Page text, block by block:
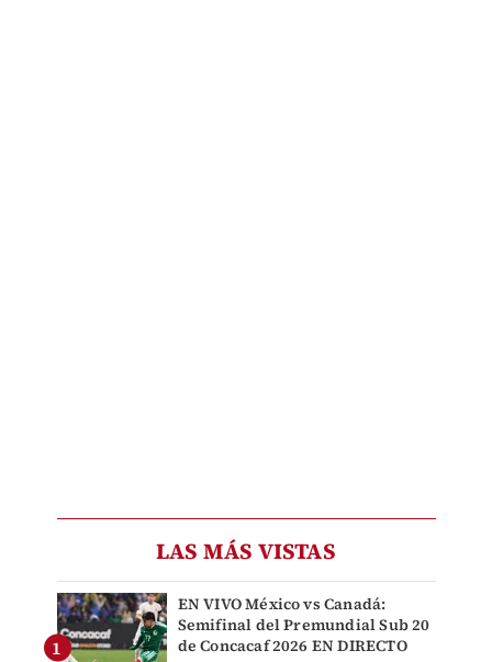
LAS MÁS VISTAS
EN VIVO México vs Canadá:
Semifinal del Premundial Sub 20
de Concacaf 2026 EN DIRECTO